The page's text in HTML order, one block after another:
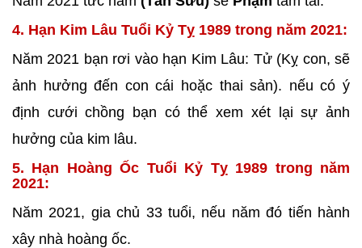
4. Hạn Kim Lâu Tuổi Kỷ Tỵ 1989 trong năm 2021:
Năm 2021 bạn rơi vào hạn Kim Lâu: Tử (Kỵ con, sẽ
ảnh hưởng đến con cái hoặc thai sản). nếu có ý
định cưới chồng bạn có thể xem xét lại sự ảnh
hưởng của kim lâu.
5. Hạn Hoàng Ốc Tuổi Kỷ Tỵ 1989 trong năm
2021:
Năm 2021, gia chủ 33 tuổi, nếu năm đó tiến hành
xây nhà hoàng ốc.